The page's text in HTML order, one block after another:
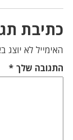
כתיבת
האימייל לא יוצג
התגובה שלך *